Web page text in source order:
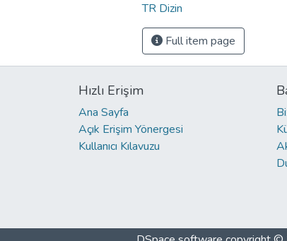
TR Dizin
Full item page
Hızlı Erişim
Ana Sayfa
Açık Erişim Yönergesi
Kullanıcı Kılavuzu